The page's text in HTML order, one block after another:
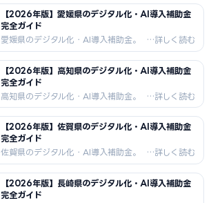
例を詳しく解説。2026年最新版。
【2026年版】愛媛県のデジタル化・AI導入補助金
完全ガイド
愛媛県のデジタル化・AI導入補助金。
補助率・対象経費・申請手順・採択事
例を詳しく解説。2026年最新版。
【2026年版】高知県のデジタル化・AI導入補助金
完全ガイド
高知県のデジタル化・AI導入補助金。
補助率・対象経費・申請手順・採択事
例を詳しく解説。2026年最新版。
【2026年版】佐賀県のデジタル化・AI導入補助金
完全ガイド
佐賀県のデジタル化・AI導入補助金。
補助率・対象経費・申請手順・採択事
例を詳しく解説。2026年最新版。
【2026年版】長崎県のデジタル化・AI導入補助金
完全ガイド